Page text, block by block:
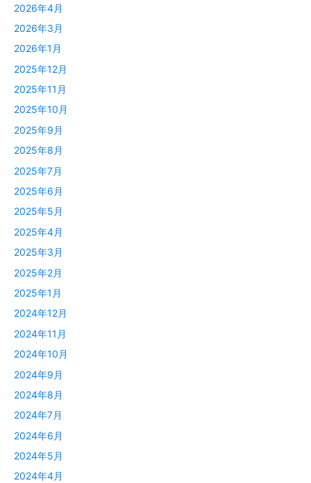
2026年4月
2026年3月
2026年1月
2025年12月
2025年11月
2025年10月
2025年9月
2025年8月
2025年7月
2025年6月
2025年5月
2025年4月
2025年3月
2025年2月
2025年1月
2024年12月
2024年11月
2024年10月
2024年9月
2024年8月
2024年7月
2024年6月
2024年5月
2024年4月